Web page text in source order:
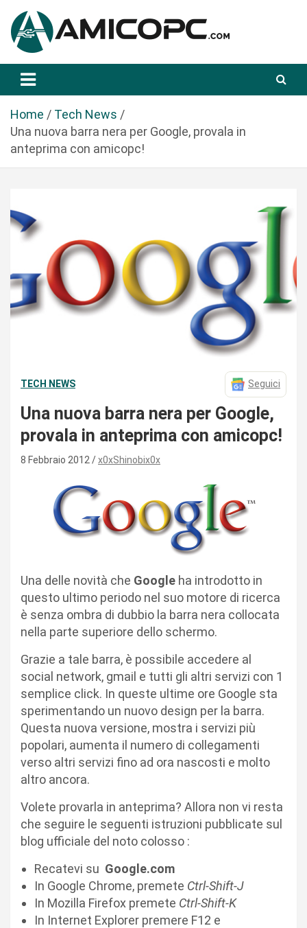
a
Amicopc.com
Home
Tech News
Una nuova barra nera per Google, provala in
anteprima con amicopc!
TECH NEWS Seguici
Una nuova barra nera per Google,
provala in anteprima con amicopc!
8 Febbraio 2012 x0xShinobix0x
Una delle novità che Google ha introdotto in
questo ultimo periodo nel suo motore di ricerca
è senza ombra di dubbio la barra nera collocata
nella parte superiore dello schermo.
Grazie a tale barra, è possibile accedere al
social network, gmail e tutti gli altri servizi con 1
semplice click. In queste ultime ore Google sta
sperimentando un nuovo design per la barra.
Questa nuova versione, mostra i servizi più
popolari, aumenta il numero di collegamenti
verso altri servizi fino ad ora nascosti e molto
altro ancora.
Volete provarla in anteprima? Allora non vi resta
che seguire le seguenti istruzioni pubblicate sul
blog ufficiale del noto colosso :
Recatevi su Google.com
In Google Chrome, premete Ctrl-Shift-J
In Mozilla Firefox premete Ctrl-Shift-K
In Internet Explorer premere F12 e